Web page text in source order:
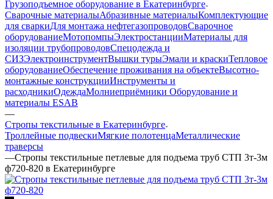
Грузоподъемное оборудование в Екатеринбурге
Сварочные материалыАбразивные материалыКомплектующие
для сваркиДля монтажа нефтегазопроводовСварочное
оборудованиеМотопомпыЭлектростанцииМатериалы для
изоляции трубопроводовСпецодежда и
СИЗЭлектроинструментВышки турыЭмали и краскиТепловое
оборудованиеОбеспечение проживания на объектеВысотно-
монтажные конструкцииИнструменты и
расходникиОдеждаМолниеприёмники Оборудование и
материалы ESAB
—
Стропы текстильные в Екатеринбурге
Троллейные подвескиМягкие полотенцаМеталлические
траверсы
—Стропы текстильные петлевые для подъема труб СТП 3т-3м
ф720-820 в Екатеринбурге